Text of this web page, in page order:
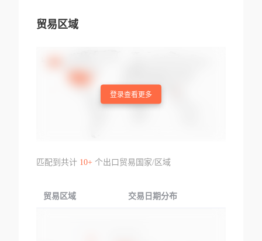
贸易区域
登录查看更多
匹配到共计 10+个出口贸易国家/区域
贸易区域 交易日期分布